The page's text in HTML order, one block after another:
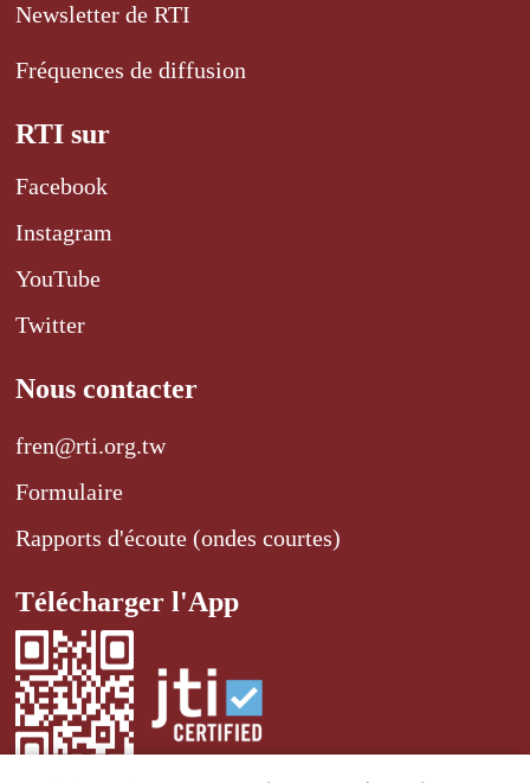
Newsletter de RTI
Fréquences de diffusion
RTI sur
Facebook
Instagram
YouTube
Twitter
Nous contacter
fren@rti.org.tw
Formulaire
Rapports d'écoute (ondes courtes)
Télécharger l'App